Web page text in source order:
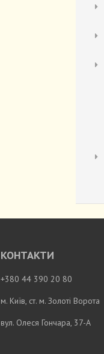
КОНТАКТИ
+380 44 390 20 80
м. Київ, ст. м. Золоті Ворота
вул. Олеся Гончара, 37-А